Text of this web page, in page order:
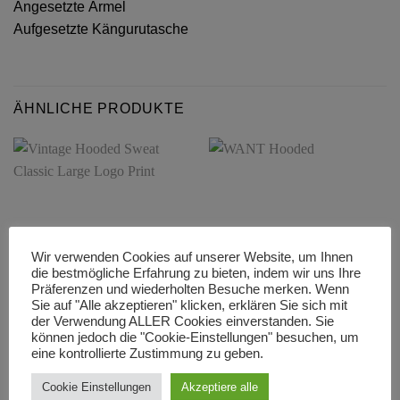
Angesetzte Ärmel
Aufgesetzte Kängurutasche
ÄHNLICHE PRODUKTE
ALLE PROODUKTE
Vintage Hooded Sweat
Classic Large Logo Print
19,50€
WANT Hooded
AUSFÜHRUNG WÄHLEN
Wir verwenden Cookies auf unserer Website, um Ihnen
die bestmögliche Erfahrung zu bieten, indem wir uns Ihre
Präferenzen und wiederholten Besuche merken. Wenn
Sie auf "Alle akzeptieren" klicken, erklären Sie sich mit
der Verwendung ALLER Cookies einverstanden. Sie
können jedoch die "Cookie-Einstellungen" besuchen, um
eine kontrollierte Zustimmung zu geben.
Cookie Einstellungen Akzeptiere alle